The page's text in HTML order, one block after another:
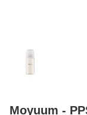
Moyuum -